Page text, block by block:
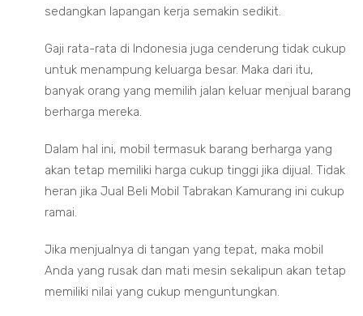
sedangkan lapangan kerja semakin sedikit.
Gaji rata-rata di Indonesia juga cenderung tidak cukup
untuk menampung keluarga besar. Maka dari itu,
banyak orang yang memilih jalan keluar menjual barang
berharga mereka.
Dalam hal ini, mobil termasuk barang berharga yang
akan tetap memiliki harga cukup tinggi jika dijual. Tidak
heran jika Jual Beli Mobil Tabrakan Kamurang ini cukup
ramai.
Jika menjualnya di tangan yang tepat, maka mobil
Anda yang rusak dan mati mesin sekalipun akan tetap
memiliki nilai yang cukup menguntungkan.